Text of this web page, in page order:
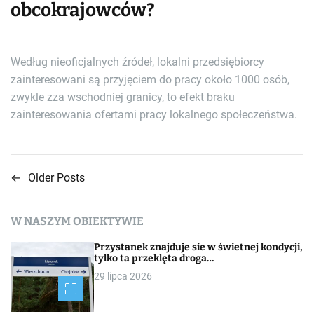
obcokrajowców?
Według nieoficjalnych źródeł, lokalni przedsiębiorcy
zainteresowani są przyjęciem do pracy około 1000 osób,
zwykle zza wschodniej granicy, to efekt braku
zainteresowania ofertami pracy lokalnego społeczeństwa.
N
i
g
← Older Posts
W NASZYM OBIEKTYWIE
Przystanek znajduje sie w świetnej kondycji,
tylko ta przeklęta droga…
29 lipca 2026